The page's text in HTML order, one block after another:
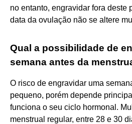
no entanto, engravidar fora deste
data da ovulação não se altere
Qual a possibilidade de
semana antes da
O risco de engravidar uma
pequeno, porém depende
funciona o seu ciclo hormonal.
menstrual regular, entre 28 e 30